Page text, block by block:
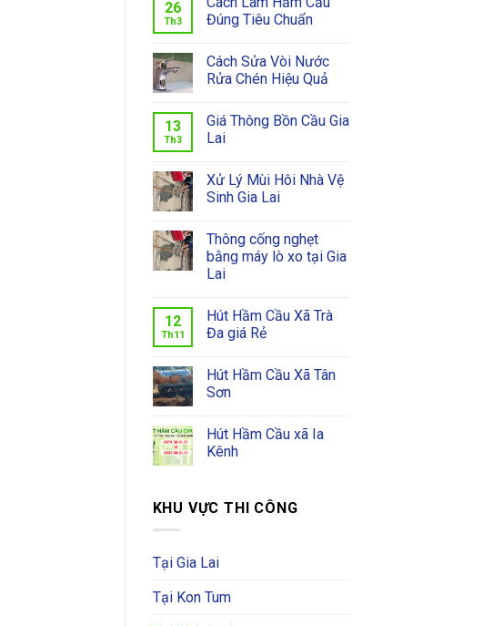
26
Th3
Đúng Tiêu Chuẩn
Cách Sửa Vòi Nước
Rửa Chén Hiệu Quả
13
Th3
Giá Thông Bồn Cầu Gia
Lai
Xử Lý Mùi Hôi Nhà Vệ
Sinh Gia Lai
Thông cống nghẹt
bằng máy lò xo tại Gia
Lai
12
Th11
Hút Hầm Cầu Xã Trà
Đa giá Rẻ
Hút Hầm Cầu Xã Tân
Sơn
Hút Hầm Cầu xã Ia
Kênh
KHU VỰC THI CÔNG
Tại Gia Lai
Tại Kon Tum